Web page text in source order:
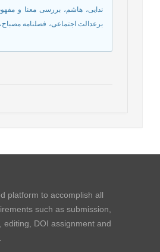
ندایی، هاشم، بررسی معنا و
platform to accomplish all
such as submission,
editing, DOI assignment and